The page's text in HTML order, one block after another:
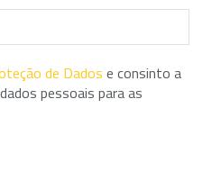
de Dados e consinto a
pessoais para as